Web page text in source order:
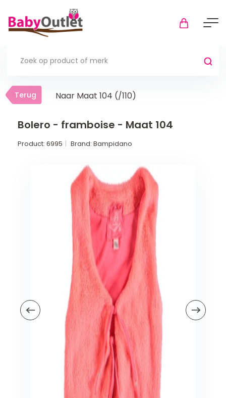
Terug
Thuis
In de box
Boxmatrassen en hoeslakens
Veiligheid in en om huis
Veiligheid buiten de deur
Meer
Terug Naar Maat 104 (/110)
Bolero - framboise - Maat 104
Product: 6995 Brand: Bampidano